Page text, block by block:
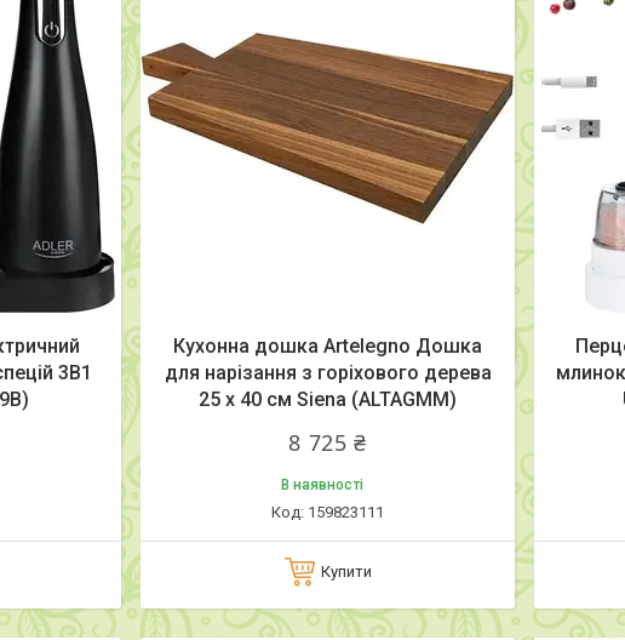
3В1
Кухонна дошка Artelegno Дошка
для нарізання з горіхового дерева
25 x 40 см Siena (ALTAGMM)
8 725 ₴
В наявності
159823111
Купити